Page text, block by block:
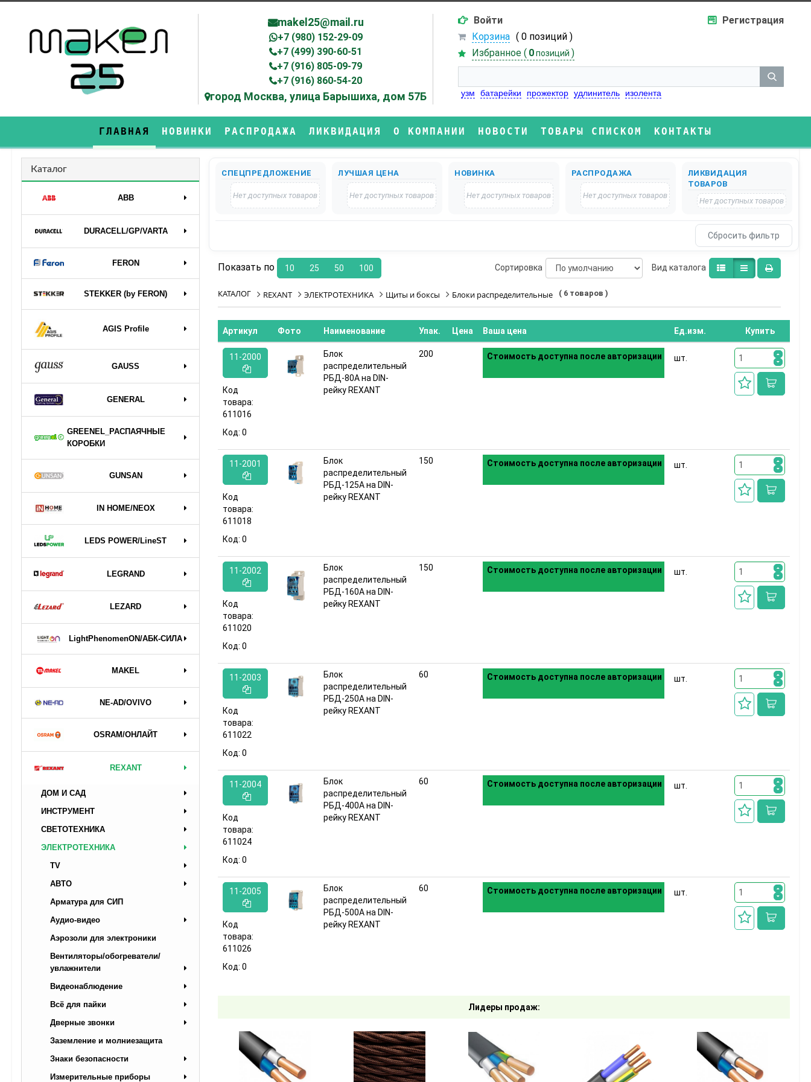
makel25@mail.ru
+7 (980) 152-29-09
+7 (499) 390-60-51
+7 (916) 805-09-79
+7 (916) 860-54-20
город Москва, улица Барышиха, дом 57Б
Войти
Регистрация
Корзина ( 0 позиций )
Избранное ( 0 позиций )
узм батарейки прожектор удлинитель изолента
ГЛАВНАЯ НОВИНКИ РАСПРОДАЖА ЛИКВИДАЦИЯ О КОМПАНИИ НОВОСТИ ТОВАРЫ СПИСКОМ КОНТАКТЫ
Каталог
ABB
DURAСELL/GP/VARTA
FERON
STEKKER (by FERON)
AGIS Profile
GAUSS
GENERAL
GREENEL_РАСПАЯЧНЫЕ
КОРОБКИ
GUNSAN
IN HOME/NEOX
LEDS POWER/LineST
LEGRAND
LEZARD
LightPhenomenON/АБК-СИЛА
MAKEL
NE-AD/OVIVO
OSRAM/ОНЛАЙТ
REXANT
ДОМ И САД
ИНСТРУМЕНТ
СВЕТОТЕХНИКА
ЭЛЕКТРОТЕХНИКА
TV
АВТО
Арматура для СИП
Аудио-видео
Аэрозоли для электроники
Вентиляторы/обогреватели/
увлажнители
Видеонаблюдение
Всё для пайки
Дверные звонки
Заземление и молниезащита
Знаки безопасности
Измерительные приборы
СПЕЦПРЕДЛОЖЕНИЕ
Нет доступных товаров
ЛУЧШАЯ ЦЕНА
Нет доступных товаров
НОВИНКА
Нет доступных товаров
РАСПРОДАЖА
Нет доступных товаров
ЛИКВИДАЦИЯ
ТОВАРОВ
Нет доступных товаров
Показать по 10 25 50 100 Bид каталога
Сортировка
КАТАЛОГ REXANT ЭЛЕКТРОТЕХНИКА Щиты и боксы Блоки распределительные ( 6 товаров )
Артикул Фото Наименование Упак. Цена Ваша цена Ед.изм. Купить
11-2000
Код
товара:
611016
Код: 0
Блок
распределительный
РБД-80А на DIN-
рейку REXANT
200 Стоимость доступна после авторизации шт.
11-2001
Код
товара:
611018
Код: 0
Блок
распределительный
РБД-125А на DIN-
рейку REXANT
150 Стоимость доступна после авторизации шт.
11-2002
Код
товара:
611020
Код: 0
Блок
распределительный
РБД-160А на DIN-
рейку REXANT
150 Стоимость доступна после авторизации шт.
11-2003
Код
товара:
611022
Код: 0
Блок
распределительный
РБД-250А на DIN-
рейку REXANT
60 Стоимость доступна после авторизации шт.
11-2004
Код
товара:
611024
Код: 0
Блок
распределительный
РБД-400А на DIN-
рейку REXANT
60 Стоимость доступна после авторизации шт.
11-2005
Код
товара:
611026
Код: 0
Блок
распределительный
РБД-500А на DIN-
рейку REXANT
60 Стоимость доступна после авторизации шт.
Лидеры продаж: